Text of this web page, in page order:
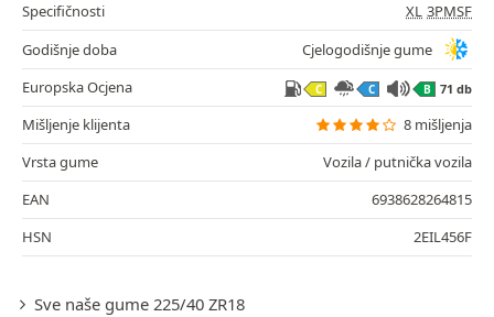
Specifičnosti XL 3PMSF
Godišnje doba
Cjelogodišnje gume
Europska Ocjena
C C B 71 db
Mišljenje klijenta
8 mišljenja
Vrsta gume
Vozila / putnička vozila
EAN
6938628264815
HSN
2EIL456F
Sve naše gume 225/40 ZR18